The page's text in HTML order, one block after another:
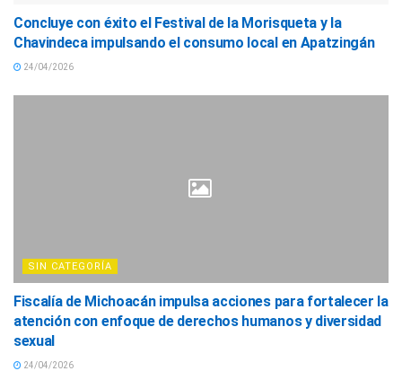
Concluye con éxito el Festival de la Morisqueta y la
Chavindeca impulsando el consumo local en Apatzingán
24/04/2026
SIN CATEGORÍA
Fiscalía de Michoacán impulsa acciones para fortalecer la
atención con enfoque de derechos humanos y diversidad
sexual
24/04/2026